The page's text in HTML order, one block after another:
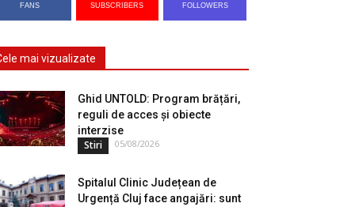
FANS SUBSCRIBERS FOLLOWERS
mai vizualizate
Ghid UNTOLD: Program brățări,
reguli de acces și obiecte
interzise
Stiri 05/08/2026
Spitalul Clinic Județean de
Urgență Cluj face angajări: sunt